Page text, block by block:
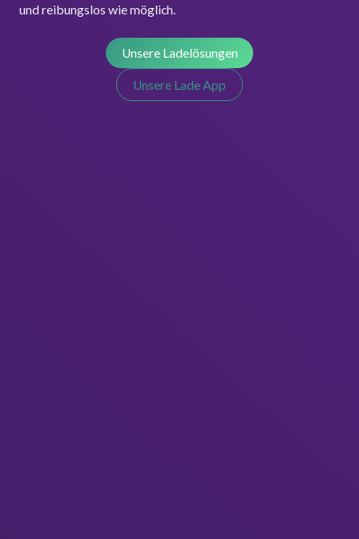
und reibungslos wie möglich.
Unsere Ladelösungen
Unsere Lade App